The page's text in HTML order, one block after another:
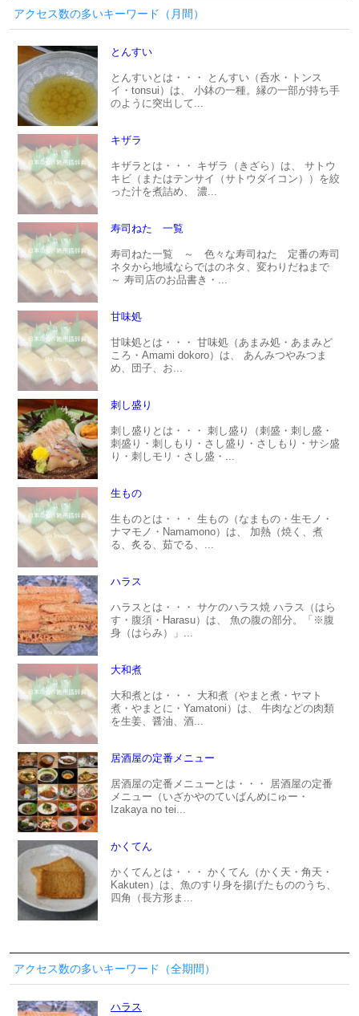
アクセス数の多いキーワード（月間）
とんすい
とんすいとは・・・ とんすい（呑水・トンス
イ・tonsui）は、 小鉢の一種。縁の一部が持ち手
のように突出して...
キザラ
キザラとは・・・ キザラ（きざら）は、 サトウ
キビ（またはテンサイ（サトウダイコン））を絞
った汁を煮詰め、 濃...
寿司ねた 一覧
寿司ねた一覧 ～ 色々な寿司ねた 定番の寿司
ネタから地域ならではのネタ、変わりだねまで
～ 寿司店のお品書き・...
甘味処
甘味処とは・・・ 甘味処（あまみ処・あまみど
ころ・Amami dokoro）は、 あんみつやみつま
め、団子、お...
刺し盛り
刺し盛りとは・・・ 刺し盛り（刺盛・刺し盛・
刺盛り・刺しもり・さし盛り・さしもり・サシ盛
り・刺しモリ・さし盛・...
生もの
生ものとは・・・ 生もの（なまもの・生モノ・
ナマモノ・Namamono）は、 加熱（焼く、煮
る、炙る、茹でる、...
ハラス
ハラスとは・・・ サケのハラス焼 ハラス（はら
す・腹須・Harasu）は、 魚の腹の部分。「※腹
身（はらみ）」...
大和煮
大和煮とは・・・ 大和煮（やまと煮・ヤマト
煮・やまとに・Yamatoni）は、 牛肉などの肉類
を生姜、醤油、酒...
居酒屋の定番メニュー
居酒屋の定番メニューとは・・・ 居酒屋の定番
メニュー（いざかやのていばんめにゅー・
Izakaya no tei...
かくてん
かくてんとは・・・ かくてん（かく天・角天・
Kakuten）は、魚のすり身を揚げたもののうち、
四角（長方形ま...
アクセス数の多いキーワード（全期間）
ハラス